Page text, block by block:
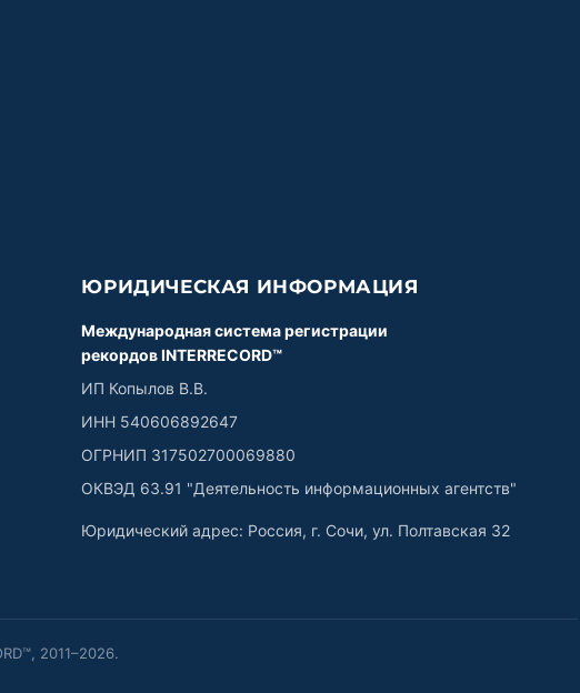
ЮРИДИЧЕСКАЯ ИНФОРМАЦИЯ
Международная система регистрации
рекордов INTERRECORD™
ИП Копылов В.В.
ИНН 540606892647
ОГРНИП 317502700069880
ОКВЭД 63.91 "Деятельность информационных агентств"
Юридический адрес: Россия, г. Сочи, ул. Полтавская 32
2011–2026.